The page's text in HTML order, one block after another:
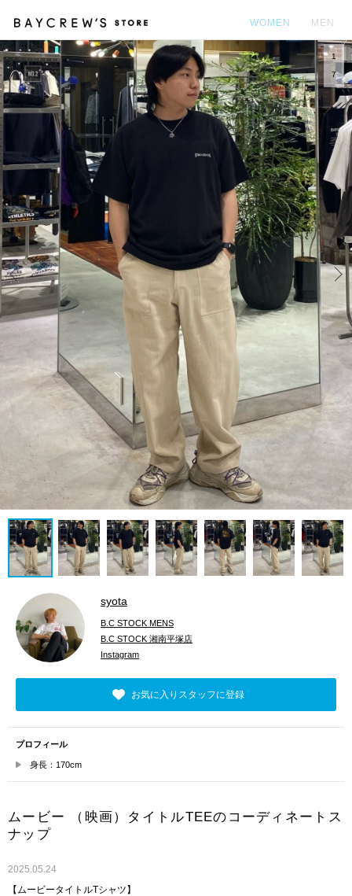
WOMEN MEN
Prev
1
7
syota
B.C STOCK MENS
B.C STOCK 湘南平塚店
Instagram
お気に入りスタッフに登録
プロフィール
身長：170cm
ムービー （映画）タイトルTEEのコーディネートス
ナップ
2025.05.24
【ムービータイトルTシャツ】